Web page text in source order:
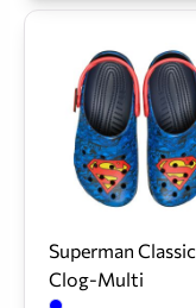
Superman Classic
Clog-Multi